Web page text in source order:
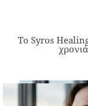
Το Syros